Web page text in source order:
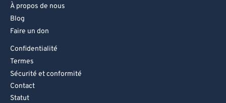
À propos de nous
Blog
Faire un don
Confidentialité
Termes
Sécurité et conformité
Contact
Statut